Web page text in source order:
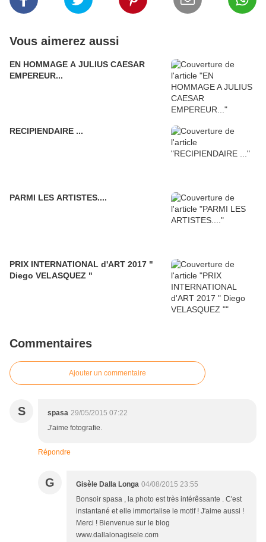
Vous aimerez aussi
EN HOMMAGE A JULIUS CAESAR
EMPEREUR...
RECIPIENDAIRE ...
PARMI LES ARTISTES....
PRIX INTERNATIONAL d'ART 2017 "
Diego VELASQUEZ "
Commentaires
Ajouter un commentaire
S spasa 29/05/2015 07:22
J'aime fotografie.
Répondre
G Gisèle Dalla Longa 04/08/2015 23:55
Bonsoir spasa , la photo est très intérêssante . C'est
instantané et elle immortalise le motif ! J'aime aussi !
Merci ! Bienvenue sur le blog
www.dallalonagisele.com